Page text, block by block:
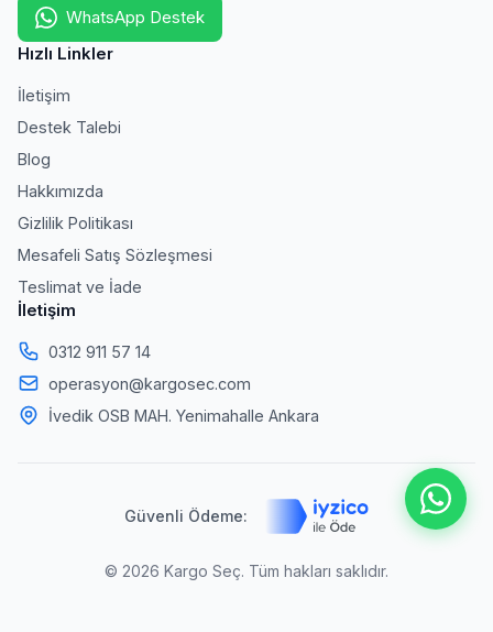
WhatsApp Destek
Hızlı Linkler
İletişim
Destek Talebi
Blog
Hakkımızda
Gizlilik Politikası
Mesafeli Satış Sözleşmesi
Teslimat ve İade
İletişim
0312 911 57 14
operasyon@kargosec.com
İvedik OSB MAH. Yenimahalle Ankara
Güvenli Ödeme:
© 2026 Kargo Seç. Tüm hakları saklıdır.